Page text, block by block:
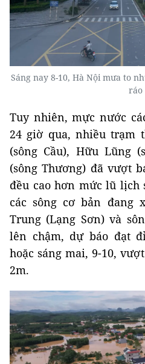
Sáng nay 8-10, Hà Nội mưa to
ráo
Tuy nhiên, mực nước
24 giờ qua, nhiều trạm
(sông Cầu), Hữu Lũng
(sông Thương) đã vượt
đều cao hơn mức lũ
các sông cơ bản đang
Trung (Lạng Sơn) và
lên chậm, dự báo đạt
hoặc sáng mai, 9-10,
2m.